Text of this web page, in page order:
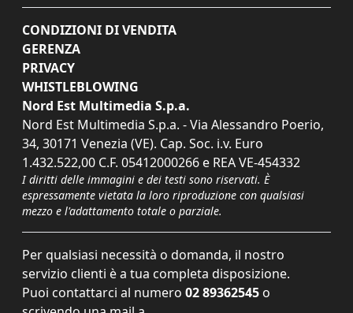
CONDIZIONI DI VENDITA
GERENZA
PRIVACY
WHISTLEBLOWING
Nord Est Multimedia S.p.a.
Nord Est Multimedia S.p.a. - Via Alessandro Poerio,
34, 30171 Venezia (VE). Cap. Soc. i.v. Euro
1.432.522,00 C.F. 05412000266 e REA VE-454332
I diritti delle immagini e dei testi sono riservati. È
espressamente vietata la loro riproduzione con qualsiasi
mezzo e l'adattamento totale o parziale.
Per qualsiasi necessità o domanda, il nostro
servizio clienti è a tua completa disposizione.
Puoi contattarci al numero 02 89362545 o